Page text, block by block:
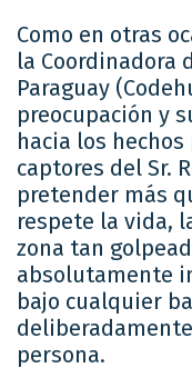
Como en otras
la Coordinadora
Paraguay
preocupación y
hacia los
captores del Sr.
pretender más
respete la vida,
zona tan
absolutamente
bajo cualquier
persona.